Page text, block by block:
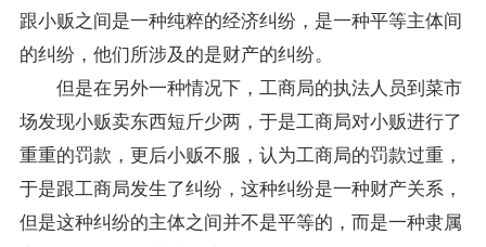
跟小贩之间是一种纯粹的经济纠纷，是一种平等主体间
的纠纷，他们所涉及的是财产的纠纷。
但是在另外一种情况下，工商局的执法人员到菜市
场发现小贩卖东西短斤少两，于是工商局对小贩进行了
重重的罚款，更后小贩不服，认为工商局的罚款过重，
于是跟工商局发生了纠纷，这种纠纷是一种财产关系，
但是这种纠纷的主体之间并不是平等的，而是一种隶属